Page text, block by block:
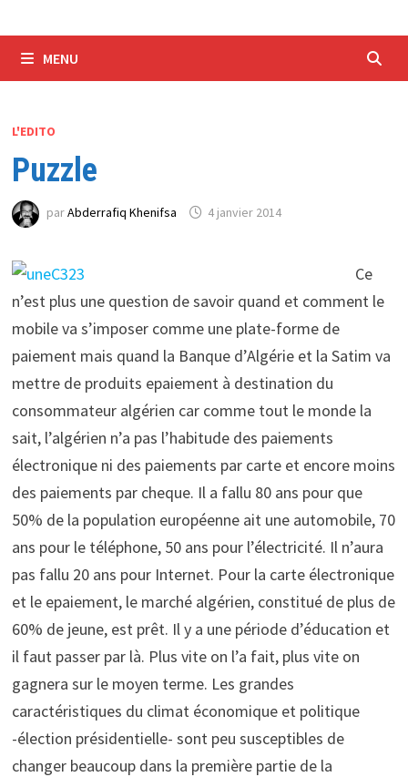
MENU
L'EDITO
Puzzle
parAbderrafiq Khenifsa 4 janvier 2014
Ce
n’est plus une question de savoir quand et comment le
mobile va s’imposer comme une plate-forme de
paiement mais quand la Banque d’Algérie et la Satim va
mettre de produits epaiement à destination du
consommateur algérien car comme tout le monde la
sait, l’algérien n’a pas l’habitude des paiements
électronique ni des paiements par carte et encore moins
des paiements par cheque. Il a fallu 80 ans pour que
50% de la population européenne ait une automobile, 70
ans pour le téléphone, 50 ans pour l’électricité. Il n’aura
pas fallu 20 ans pour Internet. Pour la carte électronique
et le epaiement, le marché algérien, constitué de plus de
60% de jeune, est prêt. Il y a une période d’éducation et
il faut passer par là. Plus vite on l’a fait, plus vite on
gagnera sur le moyen terme. Les grandes
caractéristiques du climat économique et politique
-élection présidentielle- sont peu susceptibles de
changer beaucoup dans la première partie de la